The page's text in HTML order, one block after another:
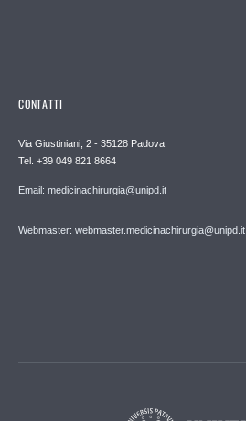
CONTATTI
Via Giustiniani, 2 - 35128 Padova
Tel. +39 049 821 8664
Email: medicinachirurgia@unipd.it
Webmaster: webmaster.medicinachirurgia@unipd.it